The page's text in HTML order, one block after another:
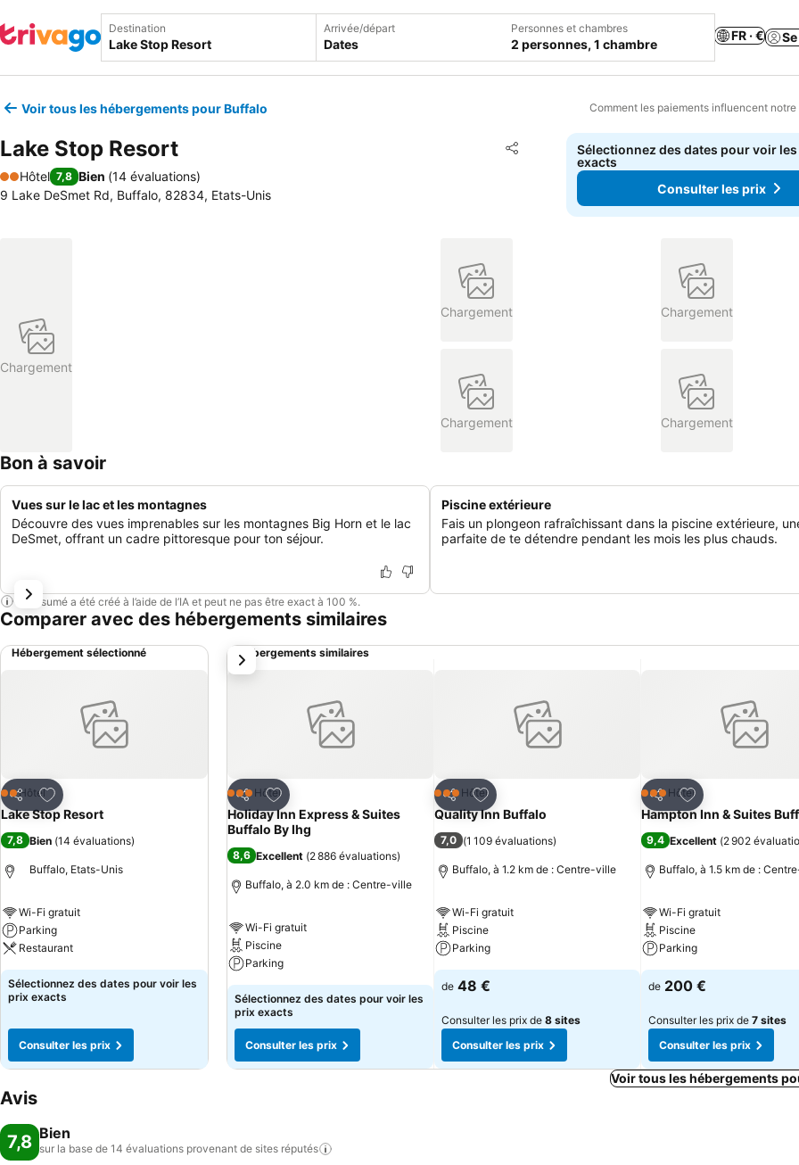
Destination Arrivée/départ
Dates
Personnes et chambres
2 personnes, 1 chambre
FR · €
Voir tous les hébergements pour Buffalo Comment les paiements influencent
Lake Stop Resort Partager
Ajouter à mes favoris
2 Étoiles
Hôtel 7,8 Bien (14 évaluations)
9 Lake DeSmet Rd, Buffalo, 82834, Etats-Unis
Sélectionnez des dates pour voir
exacts
Consulter les prix
Chargement
Chargement Chargement
Chargement Chargement
Bon à savoir
Vues sur le lac et les montagnes
Découvre des vues imprenables sur les montagnes Big Horn et le lac
DeSmet, offrant un cadre pittoresque pour ton séjour.
Piscine extérieure
Fais un plongeon rafraîchissant dans la piscine extérieure,
parfaite de te détendre pendant les mois les plus chauds.
Ce résumé a été créé à l’aide de l’IA et peut ne pas être exact à 100 %.
Comparer avec des hébergements similaires
Hébergement sélectionné
Partager
Ajouter à mes favoris
2 Étoiles
Hôtel
Lake Stop Resort
7,8 Bien (14 évaluations)
Buffalo, Etats-Unis
Wi-Fi gratuit
Parking
Restaurant
Sélectionnez des dates pour voir les
prix exacts
Consulter les prix
Hébergements similaires
Partager
Ajouter à mes favoris
3 ÉtoilesHôtel
Holiday Inn Express & Suites
Buffalo By Ihg
8,6 Excellent (2 886 évaluations)
Buffalo, à 2.0 km de : Centre-ville
Wi-Fi gratuit
Piscine
Parking
Sélectionnez des dates pour voir les
prix exacts
Consulter les prix
Partager
Ajouter à mes favoris
3 ÉtoilesHôtel
Quality Inn Buffalo
7,0 (1 109 évaluations)
Buffalo, à 1.2 km de : Centre-ville
Wi-Fi gratuit
Piscine
Parking
de 48 €
Consulter les prix de 8 sites
Consulter les prix
Partager
Ajouter à mes
3 ÉtoilesHôtel
Hampton Inn & Suites
9,4 Excellent (2 902
Buffalo, à 1.5 km de :
Wi-Fi gratuit
Piscine
Parking
de 200 €
Consulter les prix de 7 sites
Consulter les prix
suivant
Voir tous les hébergements
Avis
7,8 Bien
sur la base de 14 évaluations provenant de sites réputés